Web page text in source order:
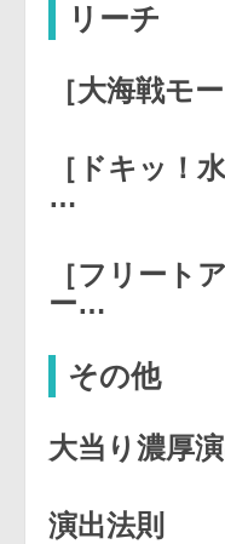
リーチ
［大海戦モ
［ドキッ！
…
［フリート
ー…
その他
大当り濃厚
演出法則